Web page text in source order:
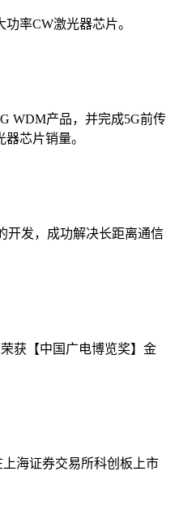
率CW激光器芯片。
WDM产品，并完成5G前传
芯片销量。
开发，成功解决长距离通信
获【中国广电博览奖】金
海证券交易所科创板上市